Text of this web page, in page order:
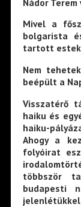
Mivel a
bolgarista
tartott
Nem
beépült a
Visszatérő
haiku és
haiku-
Ahogy a
folyóirat
többször
budapesti
jelenlétükkel